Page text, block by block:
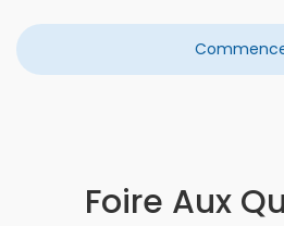
Foire Aux